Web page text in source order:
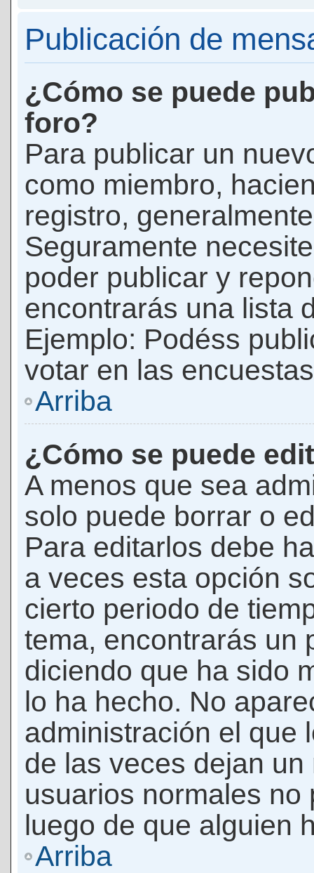
Publicación de
¿Cómo se puede
foro?
Para publicar un
como miembro,
registro,
Seguramente
poder publicar y
encontrarás una lista
Ejemplo: Podéss
votar en las
Arriba
¿Cómo se puede
A menos que sea
solo puede borrar o
Para editarlos debe
a veces esta opción
cierto periodo de
tema, encontrarás un
diciendo que ha sido
lo ha hecho. No
administración el que
de las veces dejan
usuarios normales
luego de que alguien
Arriba